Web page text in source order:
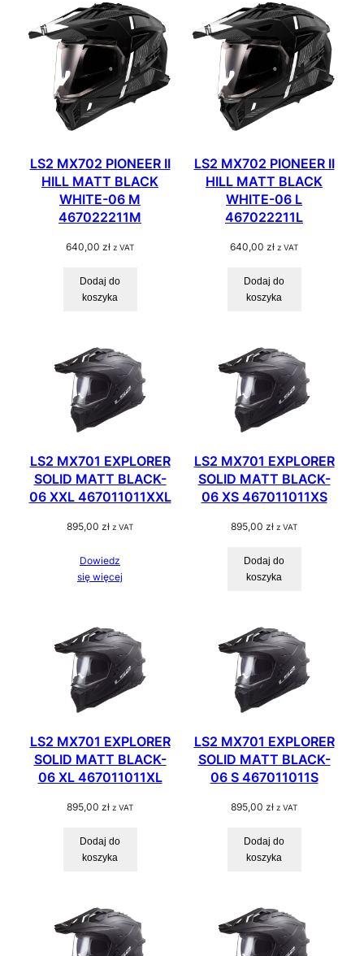
LS2 MX702 PIONEER II
HILL MATT BLACK
WHITE-06 M
467022211M
640,00 zł z VAT
Dodaj do
koszyka
LS2 MX702 PIONEER II
HILL MATT BLACK
WHITE-06 L
467022211L
640,00 zł z VAT
Dodaj do
koszyka
LS2 MX701 EXPLORER
SOLID MATT BLACK-
06 XXL 467011011XXL
895,00 zł z VAT
Dowiedz
się więcej
LS2 MX701 EXPLORER
SOLID MATT BLACK-
06 XS 467011011XS
895,00 zł z VAT
Dodaj do
koszyka
LS2 MX701 EXPLORER
SOLID MATT BLACK-
06 XL 467011011XL
895,00 zł z VAT
Dodaj do
koszyka
LS2 MX701 EXPLORER
SOLID MATT BLACK-
06 S 467011011S
895,00 zł z VAT
Dodaj do
koszyka